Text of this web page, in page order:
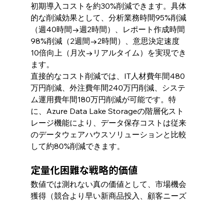
初期導入コストを約30%削減できます。具体
的な削減効果として、分析業務時間95%削減
（週40時間→週2時間）、レポート作成時間
98%削減（2週間→2時間）、意思決定速度
10倍向上（月次→リアルタイム）を実現でき
ます。
直接的なコスト削減では、IT人材費年間480
万円削減、外注費年間240万円削減、システ
ム運用費年間180万円削減が可能です。特
に、Azure Data Lake Storageの階層化スト
レージ機能により、データ保存コストは従来
のデータウェアハウスソリューションと比較
して約80%削減できます。
定量化困難な戦略的価値
数値では測れない真の価値として、市場機会
獲得（競合より早い新商品投入、顧客ニーズ